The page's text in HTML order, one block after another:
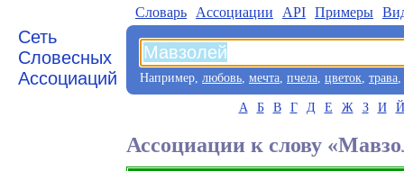
Сеть
Словесных
Ассоциаций
Словарь Aссоциации API Примеры
Например, любовь, мечта, пчела, цветок, трава,
А Б В Г Д Е Ж З И Й
Ассоциации к слову